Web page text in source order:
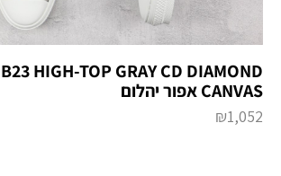
HIGH-TOP GRAY CD DIAMOND
CANVAS אפור יהלום
₪1,052